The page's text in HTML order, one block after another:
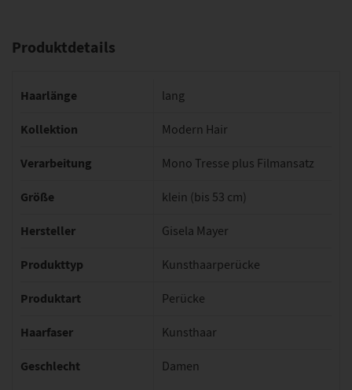
Produktdetails
Haarlänge lang
Kollektion Modern Hair
Verarbeitung Mono Tresse plus Filmansatz
Größe klein (bis 53 cm)
Hersteller Gisela Mayer
Produkttyp Kunsthaarperücke
Produktart Perücke
Haarfaser Kunsthaar
Geschlecht Damen